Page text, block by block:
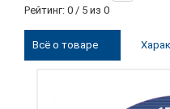
Рейтинг: 0 / 5 из 0
Всё о товаре